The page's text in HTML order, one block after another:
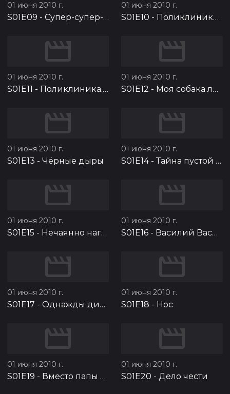
01 июня 2010 г.
S01E09 - Супер-супер-супер мальчик
01 июня 2010 г.
S01E10 - Поликлиника. Часть 1
01 июня 2010 г.
S01E11 - Поликлиника. Часть 2
01 июня 2010 г.
S01E12 - Моя собака любит джаз
01 июня 2010 г.
S01E13 - Чёрные дыры
01 июня 2010 г.
S01E14- Тайна пустой клетки
01 июня 2010 г.
S01E15 - Нечаянно нагрянет
01 июня 2010 г.
S01E16 - Василий Васильевич
01 июня 2010 г.
S01E17 - Однажды директор…
01 июня 2010 г.
S01E18 - Нос
01 июня 2010 г.
S01E19 - Вместо папы на работу
01 июня 2010 г.
S01E20 - Дело чести